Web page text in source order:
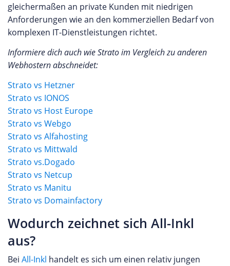
gleichermaßen an private Kunden mit niedrigen
Anforderungen wie an den kommerziellen Bedarf von
komplexen IT-Dienstleistungen richtet.
Informiere dich auch wie Strato im Vergleich zu anderen
Webhostern abschneidet:
Strato vs Hetzner
Strato vs IONOS
Strato vs Host Europe
Strato vs Webgo
Strato vs Alfahosting
Strato vs Mittwald
Strato vs.Dogado
Strato vs Netcup
Strato vs Manitu
Strato vs Domainfactory
Wodurch zeichnet sich All-Inkl
aus?
Bei All-Inkl handelt es sich um einen relativ jungen